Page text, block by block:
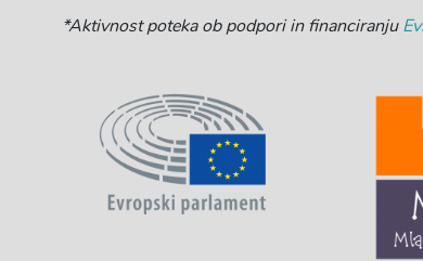
*Aktivnost poteka ob podpori in financiranju